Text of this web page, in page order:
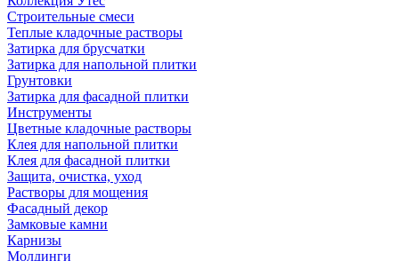
Строительные смеси
Теплые кладочные растворы
Затирка для брусчатки
Затирка для напольной плитки
Грунтовки
Затирка для фасадной плитки
Инструменты
Цветные кладочные растворы
Клея для напольной плитки
Клея для фасадной плитки
Защита, очистка, уход
Растворы для мощения
Фасадный декор
Замковые камни
Карнизы
Молдинги